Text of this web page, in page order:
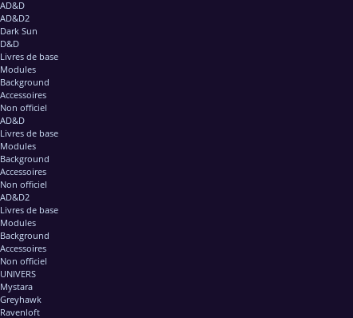
AD&D
AD&D2
Dark Sun
D&D
Livres de base
Modules
Background
Accessoires
Non officiel
AD&D
Livres de base
Modules
Background
Accessoires
Non officiel
AD&D2
Livres de base
Modules
Background
Accessoires
Non officiel
UNIVERS
Mystara
Greyhawk
Ravenloft